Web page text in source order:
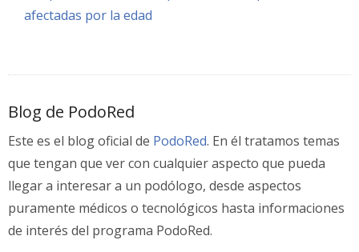
afectadas por la edad
Blog de PodoRed
Este es el blog oficial de PodoRed. En él tratamos temas
que tengan que ver con cualquier aspecto que pueda
llegar a interesar a un podólogo, desde aspectos
puramente médicos o tecnológicos hasta informaciones
de interés del programa PodoRed.